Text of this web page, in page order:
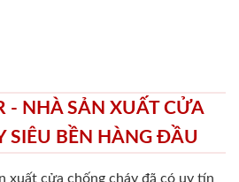
- NHÀ SẢN XUẤT CỬA
SIÊU BỀN HÀNG ĐẦU
xuất cửa chống cháy đã có uy tín